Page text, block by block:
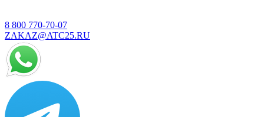
8 800 770-70-07
ZAKAZ@ATC25.RU